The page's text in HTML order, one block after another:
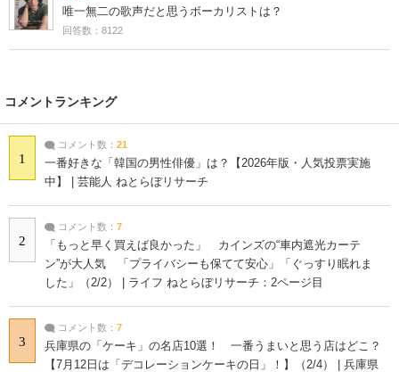
唯一無二の歌声だと思うボーカリストは？
回答数：8122
コメントランキング
1
コメント数： 21
一番好きな「韓国の男性俳優」は？【2026年版・人気投票実施
中】 | 芸能人 ねとらぼリサーチ
2
コメント数： 7
「もっと早く買えば良かった」 カインズの“車内遮光カーテ
ン”が大人気 「プライバシーも保てて安心」「ぐっすり眠れま
した」（2/2） | ライフ ねとらぼリサーチ：2ページ目
3
コメント数： 7
兵庫県の「ケーキ」の名店10選！ 一番うまいと思う店はどこ？
【7月12日は「デコレーションケーキの日」！】（2/4） | 兵庫県